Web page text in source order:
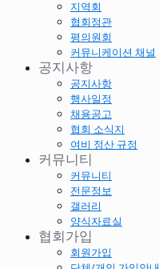
지역회
협회정관
평의원회
커뮤니케이션 채널
공지사항
공지사항
행사일정
채용공고
협회 소식지
여비 정산 규정
커뮤니티
커뮤니티
전문정보
갤러리
양식자료실
협회가입
회원가입